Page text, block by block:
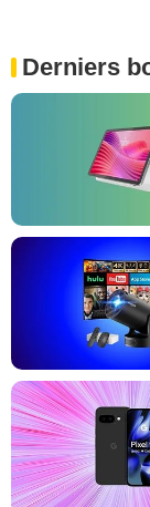
Derniers